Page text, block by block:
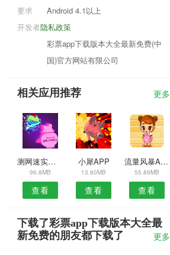
要求
Android 4.1以上
隐私政策
开发者
彩票app下载版本大全最新免费(中
国)官方网站有限公司
相关应用推荐 更多
测网速实用工具安卓版
96.8MB
查看
小犀APP
13.80MB
查看
流量风暴APP
55.89MB
查看
下载了彩票app下载版本大全最
新免费的朋友都下载了
更多